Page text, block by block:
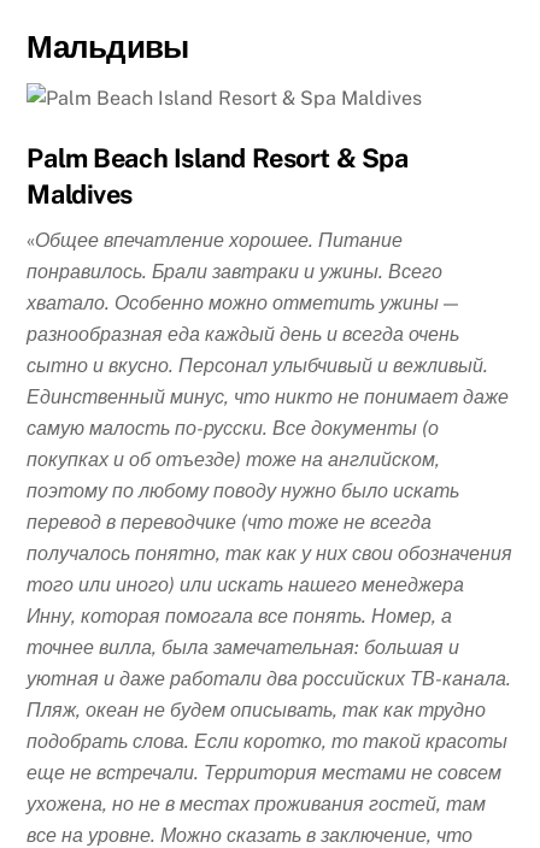
Мальдивы
Palm Beach Island Resort & Spa
Maldives
«Общее впечатление хорошее. Питание
понравилось. Брали завтраки и ужины. Всего
хватало. Особенно можно отметить ужины —
разнообразная еда каждый день и всегда очень
сытно и вкусно. Персонал улыбчивый и вежливый.
Единственный минус, что никто не понимает даже
самую малость по-русски. Все документы (о
покупках и об отъезде) тоже на английском,
поэтому по любому поводу нужно было искать
перевод в переводчике (что тоже не всегда
получалось понятно, так как у них свои обозначения
того или иного) или искать нашего менеджера
Инну, которая помогала все понять. Номер, а
точнее вилла, была замечательная: большая и
уютная и даже работали два российских ТВ-канала.
Пляж, океан не будем описывать, так как трудно
подобрать слова. Если коротко, то такой красоты
еще не встречали. Территория местами не совсем
ухожена, но не в местах проживания гостей, там
все на уровне. Можно сказать в заключение, что